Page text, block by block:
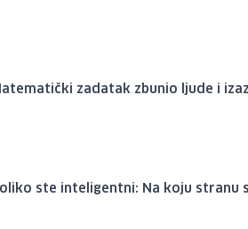
zadatak zbunio ljude i
ste inteligentni: Na koju stranu